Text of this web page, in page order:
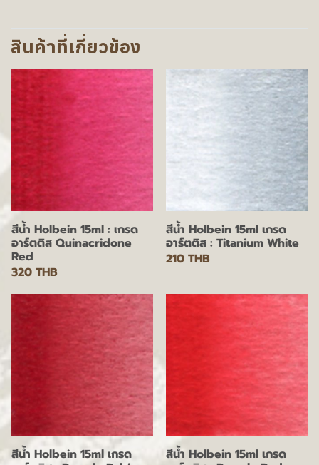
สินค้าที่เกี่ยวข้อง
สีน้ำ Holbein 15ml : เกรด
อาร์ตติส Quinacridone
Red
320 THB
สีน้ำ Holbein 15ml เกรด
อาร์ตติส : Titanium White
210 THB
สีน้ำ Holbein 15ml เกรด สีน้ำ Holbein 15ml เกรด